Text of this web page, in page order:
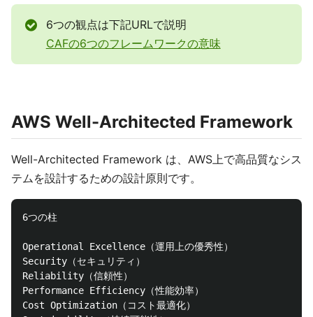
6つの観点は下記URLで説明
CAFの6つのフレームワークの意味
AWS Well-Architected Framework
Well-Architected Framework は、AWS上で高品質なシス
テムを設計するための設計原則です。
6つの柱
Operational Excellence（運用上の優秀性）
Security（セキュリティ）
Reliability（信頼性）
Performance Efficiency（性能効率）
Cost Optimization（コスト最適化）